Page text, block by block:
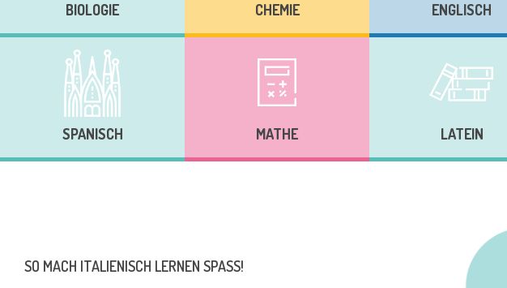
BIOLOGIE CHEMIE ENGLISCH
SPANISCH MATHE LATEIN
SO MACH ITALIENISCH LERNEN SPASS!